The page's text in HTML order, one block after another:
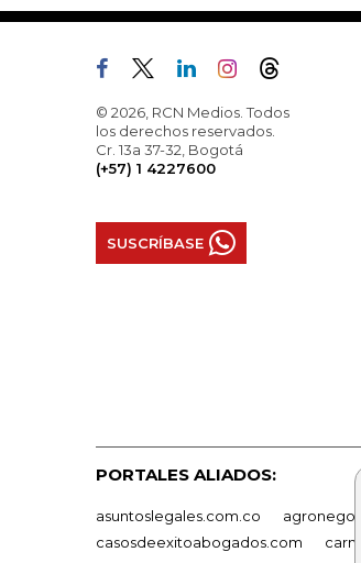
© 2026, RCN Medios. Todos
los derechos reservados.
Cr. 13a 37-32, Bogotá
(+57) 1 4227600
SUSCRÍBASE
PORTALES ALIADOS:
asuntoslegales.com.co
casosdeexitoabogados.com